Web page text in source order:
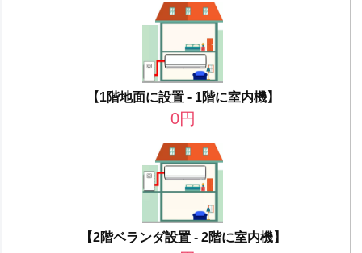
【1階地面に設置 - 1階に室内機】
0円
【2階ベランダ設置 - 2階に室内機】